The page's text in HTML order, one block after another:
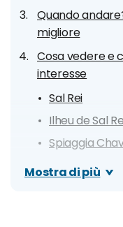
Quando
migliore
Cosa vedere e
interesse
Sal Rei
Ilheu de Sal
Spiaggia
Spiaggia di
Mostra di più